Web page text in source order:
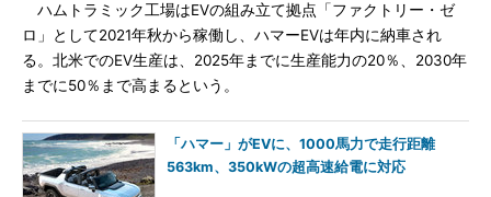
ハムトラミック工場はEVの組み立て拠点「ファクトリー・ゼ
ロ」として2021年秋から稼働し、ハマーEVは年内に納車され
る。北米でのEV生産は、2025年までに生産能力の20％、2030年
までに50％まで高まるという。
「ハマー」がEVに、1000馬力で走行距離
563km、350kWの超高速給電に対応